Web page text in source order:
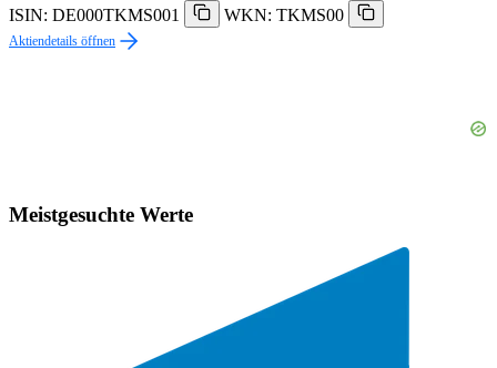
ISIN: DE000TKMS001
WKN: TKMS00
Aktiendetails öffnen
Meistgesuchte Werte